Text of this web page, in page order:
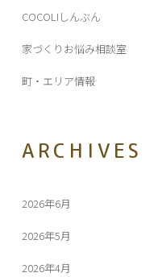
COCOLIしんぶん
家づくりお悩み相談室
町・エリア情報
ARCHIVES
2026年6月
2026年5月
2026年4月